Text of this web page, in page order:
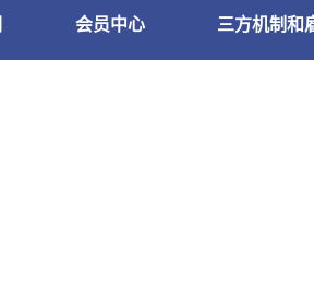
会员中心 三方机制和